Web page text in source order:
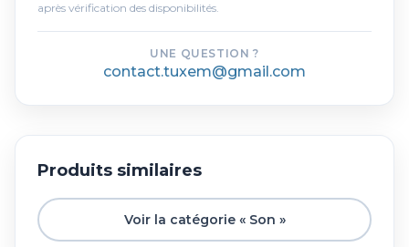
après vérification des disponibilités.
UNE QUESTION ?
contact.tuxem@gmail.com
Produits similaires
Voir la catégorie « Son »